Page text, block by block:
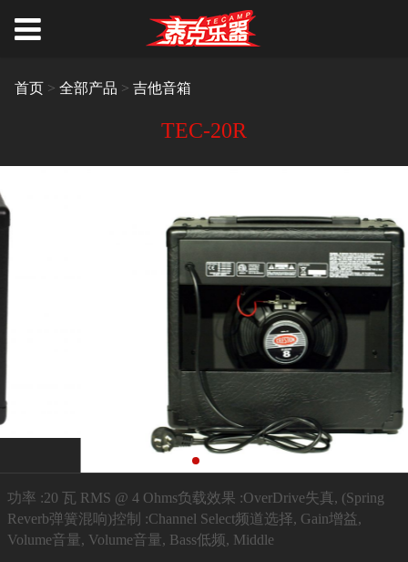
首页> 全部产品 > 吉他音箱
TEC-20R
功率 :20 瓦 RMS @ 4 Ohms负载效果 :OverDrive失真, (Spring
Reverb弹簧混响)控制 :Channel Select频道选择, Gain增益,
Volume音量, Volume音量, Bass低频, Middle